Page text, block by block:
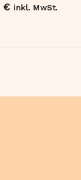
€ inkl. MwSt.